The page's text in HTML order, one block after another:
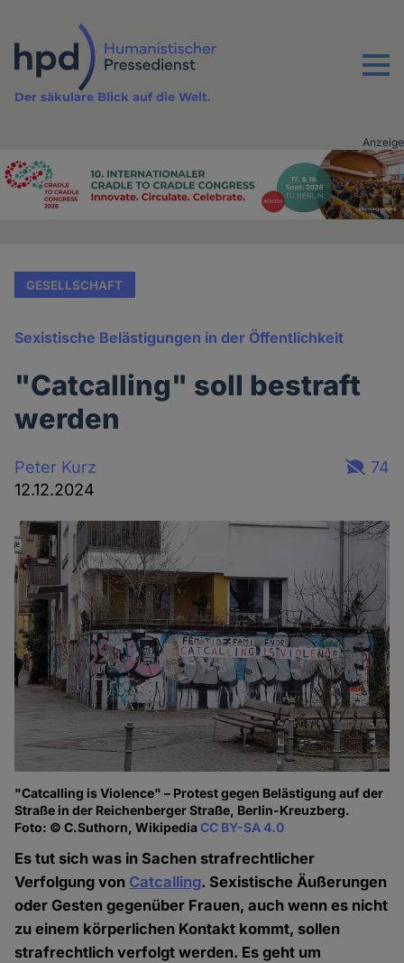
Inhalt
Menu
Der säkulare Blick auf die Welt.
Advertising
Anzeige
GESELLSCHAFT
Sexistische Belästigungen in der Öffentlichkeit
"Catcalling" soll bestraft
werden
Peter Kurz
12.12.2024
74
"Catcalling is Violence" – Protest gegen Belästigung auf der
Straße in der Reichenberger Straße, Berlin-Kreuzberg.
Foto: © C.Suthorn, WikipediaCC BY-SA 4.0
Es tut sich was in Sachen strafrechtlicher
Verfolgung von Catcalling. Sexistische Äußerungen
oder Gesten gegenüber Frauen, auch wenn es nicht
zu einem körperlichen Kontakt kommt, sollen
strafrechtlich verfolgt werden. Es geht um